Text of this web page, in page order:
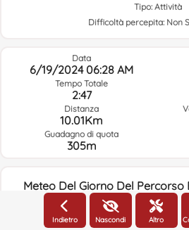
Tipo: Attività
Difficoltà percepita: Non
Data
6/19/2024 06:28 AM
Tempo Totale
2:47
Distanza
10.01Km
Guadagno di quota
305m
Meteo Del Giorno Del Percorso
06:00
Indietro Nascondi Altro